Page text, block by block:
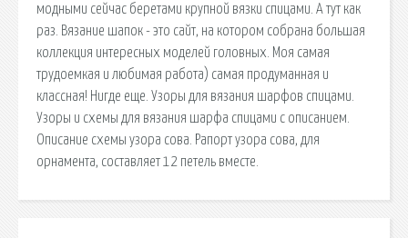
модными сейчас беретами крупной вязки спицами. А тут как
раз. Вязание шапок - это сайт, на котором собрана большая
коллекция интересных моделей головных. Моя самая
трудоемкая и любимая работа) самая продуманная и
классная! Нигде еще. Узоры для вязания шарфов спицами.
Узоры и схемы для вязания шарфа спицами с описанием.
Описание схемы узора сова. Рапорт узора сова, для
орнамента, составляет 12 петель вместе.